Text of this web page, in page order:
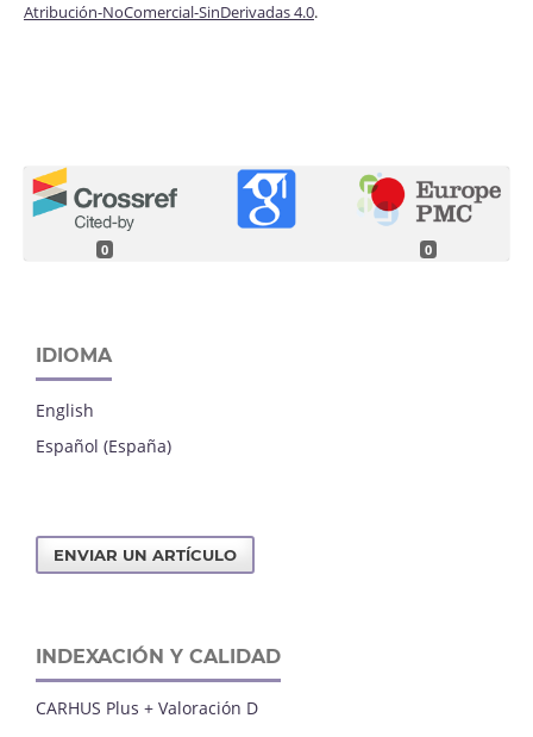
Atribución-NoComercial-SinDerivadas 4.0.
0 0
IDIOMA
English
Español (España)
ENVIAR UN ARTÍCULO
INDEXACIÓN Y CALIDAD
CARHUS Plus + Valoración D